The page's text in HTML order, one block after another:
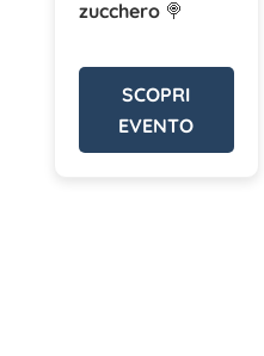
zucchero🍭
SCOPRI
EVENTO